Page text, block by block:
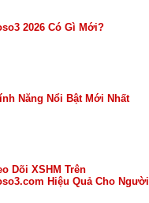
2026 Có Gì Mới?
Năng Nổi Bật Mới Nhất
Dõi XSHM Trên
Hiệu Quả Cho Người